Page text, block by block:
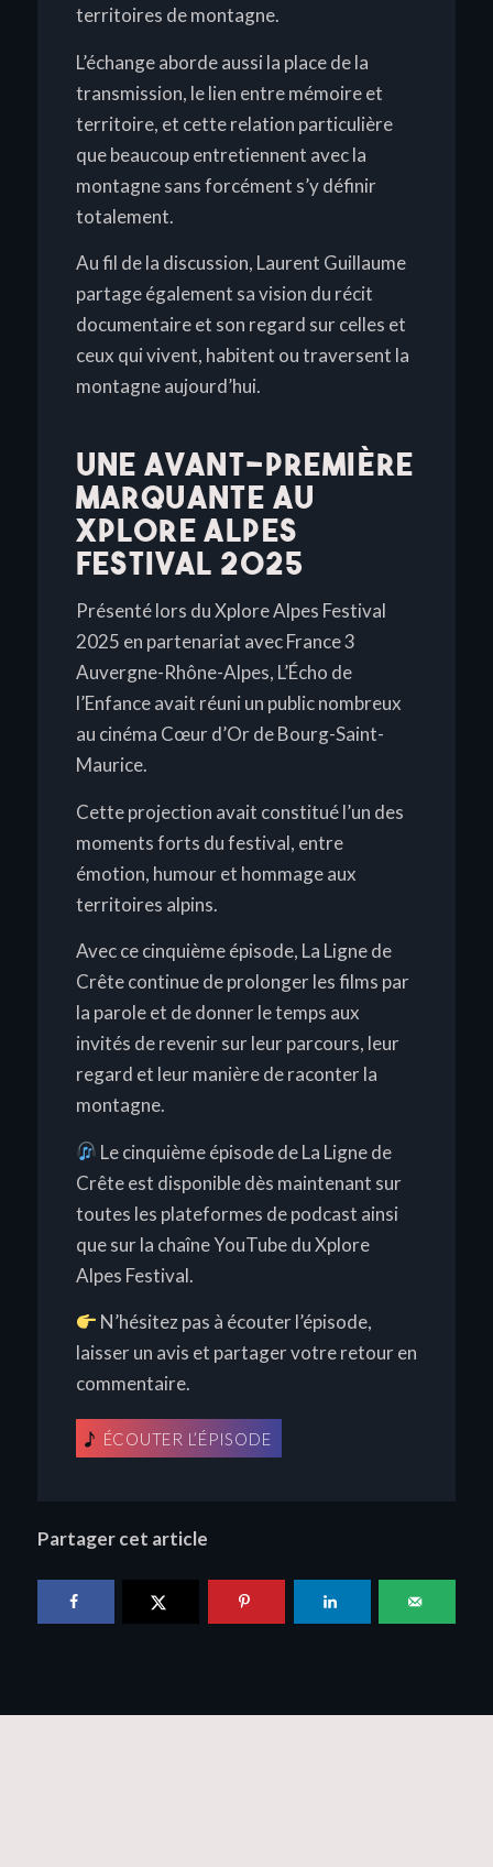
territoires de montagne.
L’échange aborde aussi la place de la
transmission, le lien entre mémoire et
territoire, et cette relation particulière
que beaucoup entretiennent avec la
montagne sans forcément s’y définir
totalement.
Au fil de la discussion, Laurent Guillaume
partage également sa vision du récit
documentaire et son regard sur celles et
ceux qui vivent, habitent ou traversent la
montagne aujourd’hui.
UNE AVANT-PREMIÈRE
MARQUANTE AU
XPLORE ALPES
FESTIVAL 2025
Présenté lors du Xplore Alpes Festival
2025 en partenariat avec France 3
Auvergne-Rhône-Alpes, L’Écho de
l’Enfanceavait réuni un public nombreux
au cinéma Cœur d’Or de Bourg-Saint-
Maurice.
Cette projection avait constitué l’un des
moments forts du festival, entre
émotion, humour et hommage aux
territoires alpins.
Avec ce cinquième épisode, La Ligne de
Crêtecontinue de prolonger les films par
la parole et de donner le temps aux
invités de revenir sur leur parcours, leur
regard et leur manière de raconter la
montagne.
Le cinquième épisode deLa Ligne de
Crêteest disponible dès maintenant sur
toutes les plateformes de podcast ainsi
que sur la chaîne YouTube du Xplore
Alpes Festival.
N’hésitez pas à écouter l’épisode,
laisser un avis et partager votre retour en
commentaire.
ÉCOUTER L’ÉPISODE
Partager cet article